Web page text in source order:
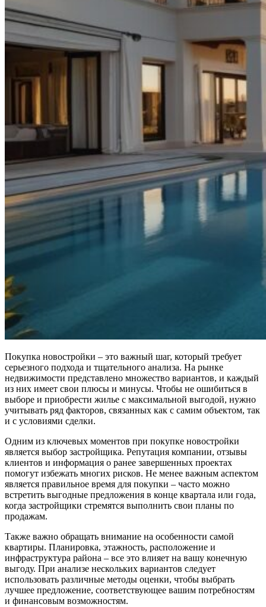
Покупка новостройки – это важный шаг, который требует
серьезного подхода и тщательного анализа. На рынке
недвижимости представлено множество вариантов, и каждый
из них имеет свои плюсы и минусы. Чтобы не ошибиться в
выборе и приобрести жилье с максимальной выгодой, нужно
учитывать ряд факторов, связанных как с самим объектом, так
и с условиями сделки.
Одним из ключевых моментов при покупке новостройки
является выбор застройщика. Репутация компании, отзывы
клиентов и информация о ранее завершенных проектах
помогут избежать многих рисков. Не менее важным аспектом
является правильное время для покупки – часто можно
встретить выгодные предложения в конце квартала или года,
когда застройщики стремятся выполнить свои планы по
продажам.
Также важно обращать внимание на особенности самой
квартиры. Планировка, этажность, расположение и
инфраструктура района – все это влияет на вашу конечную
выгоду. При анализе нескольких вариантов следует
использовать различные методы оценки, чтобы выбрать
лучшее предложение, соответствующее вашим потребностям
и финансовым возможностям.